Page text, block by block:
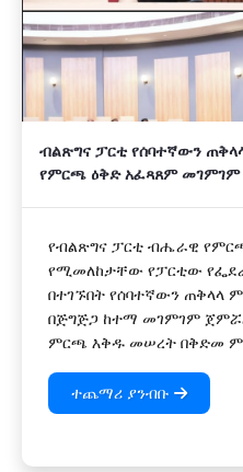
ብልጽግና ፓርቲ የሰባተኛውን
የምርጫ ዕቅድ አፈጻጸም
የብልጽግና ፓርቲ ብሔራዊ
የሚመለከታቸው የፓርቲው
በተገኙበት የሰባተኛውን ጠቅላላ
በጅግጅጋ ከተማ መገምገም
ምርጫ እቅዱ መሠረት በቅድመ
ተጨማሪ ያንብቡ